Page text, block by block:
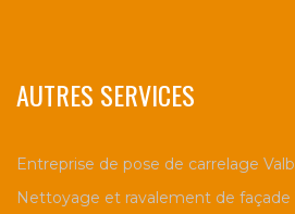
AUTRES SERVICES
Entreprise de pose de carrelage
Nettoyage et ravalement de façade